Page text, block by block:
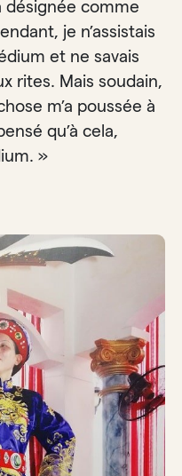
désignée comme
je n’assistais
et ne savais
rites. Mais soudain,
m’a poussée à
qu’à cela,
»